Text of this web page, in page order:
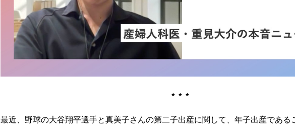
***
最近、野球の大谷翔平選手と真美子さんの第二子出産に関して、年子出産である